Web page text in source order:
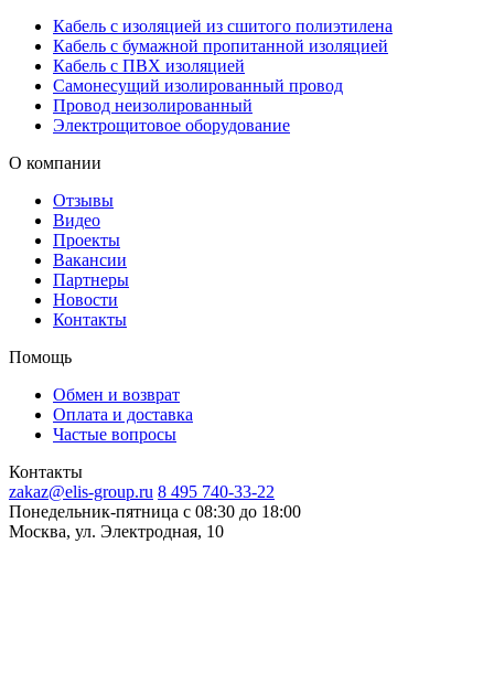
Кабель с изоляцией из сшитого полиэтилена
Кабель с бумажной пропитанной изоляцией
Кабель с ПВХ изоляцией
Самонесущий изолированный провод
Провод неизолированный
Электрощитовое оборудование
О компании
Отзывы
Видео
Проекты
Вакансии
Партнеры
Новости
Контакты
Помощь
Обмен и возврат
Оплата и доставка
Частые вопросы
Контакты
zakaz@elis-group.ru 8 495 740-33-22
Понедельник-пятница c 08:30 до 18:00
Москва, ул. Электродная, 10